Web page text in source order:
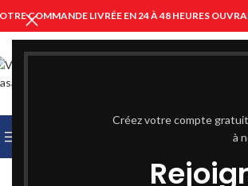
Créez votre compte
à
COMMANDE LIVRÉE EN 24 À 48 HEURES
Cliquez pour